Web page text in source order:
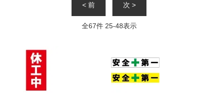
< 前 次 >
全67件 25-48表示